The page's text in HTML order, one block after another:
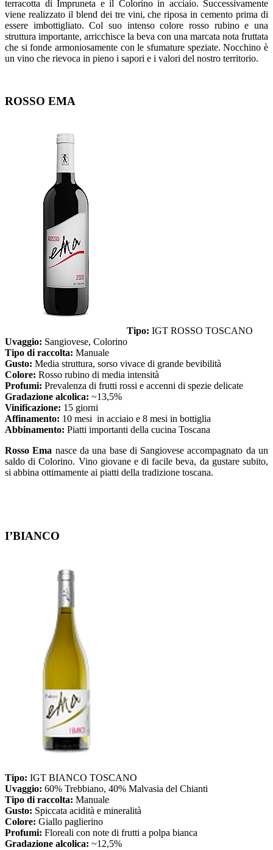
terracotta di Impruneta e il Colorino in acciaio. Successivamente
viene realizzato il blend dei tre vini, che riposa in cemento prima di
essere imbottigliato. Col suo intenso colore rosso rubino e una
struttura importante, arricchisce la beva con una marcata nota fruttata
che si fonde armoniosamente con le sfumature speziate. Nocchino è
un vino che rievoca in pieno i sapori e i valori del nostro territorio.
ROSSO EMA
Tipo: IGT ROSSO TOSCANO
Uvaggio: Sangiovese, Colorino
Tipo di raccolta: Manuale
Gusto: Media struttura, sorso vivace di grande bevibilità
Colore: Rosso rubino di media intensità
Profumi: Prevalenza di frutti rossi e accenni di spezie delicate
Gradazione alcolica: ~13,5%
Vinificazione: 15 giorni
Affinamento: 10 mesi in acciaio e 8 mesi in bottiglia
Abbinamento: Piatti importanti della cucina Toscana
Rosso Ema nasce da una base di Sangiovese accompagnato da un
saldo di Colorino. Vino giovane e di facile beva, da gustare subito,
si abbina ottimamente ai piatti della tradizione toscana.
I’BIANCO
Tipo: IGT BIANCO TOSCANO
Uvaggio: 60% Trebbiano, 40% Malvasia del Chianti
Tipo di raccolta: Manuale
Gusto: Spiccata acidità e mineralità
Colore: Giallo paglierino
Profumi: Floreali con note di frutti a polpa bianca
Gradazione alcolica: ~12,5%